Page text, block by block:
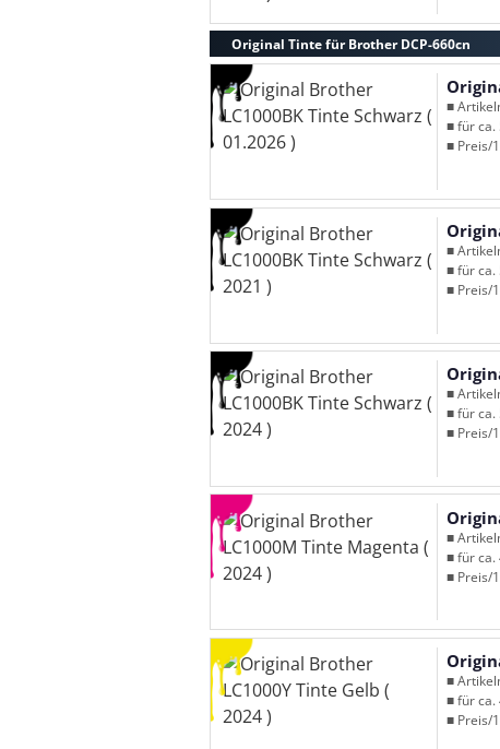
Original Tinte für Brother DCP-660cn
■
■ für ca.
■ Preis/
■
■ für ca.
■ Preis/
■
■ für ca.
■ Preis/
■
■ für ca.
■ Preis/
■
■ für ca.
■ Preis/